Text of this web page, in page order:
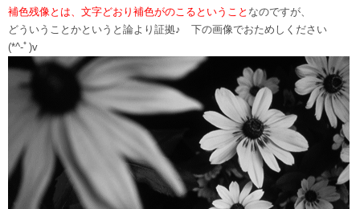
補色残像とは、文字どおり補色がのこるということ なのですが、
どういうことかというと論より証拠♪ 下の画像でおためしください
(*^-ﾟ)v